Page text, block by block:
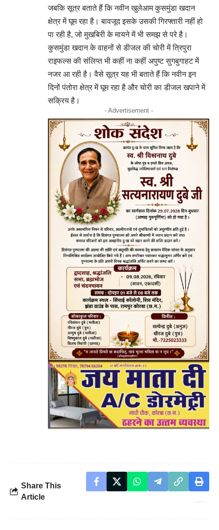
जबकि सूत्र बताते हैं कि नवीन खुलेआम कुसमुंडा खदान
क्षेत्र में घूम रहा है। बावजूद इसके उसकी गिरफ्तारी नहीं हो
पा रही है, जो मुखबिरी के मायने में भी समझ से परे है।
कुसमुंडा खदान के वाहनों से डीजल की चोरी में त्रिपुरा
राइफल्स की संलिप्त भी कहीं ना कहीं अपुष्ट सुगबुगाहट में
नजर आ रही है। वैसे सूत्र यह भी बताते हैं कि नवीन इन
दिनों पंतोरा क्षेत्र में घूम रहा है और चोरी का डीजल खपाने में
सक्रिय है।
- Advertisement -
Share This
Article